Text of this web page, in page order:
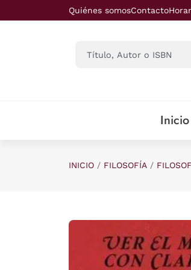
Saltar al contenido principal
Quiénes somosContacto
Inicio
INICIO FILOSOFÍA